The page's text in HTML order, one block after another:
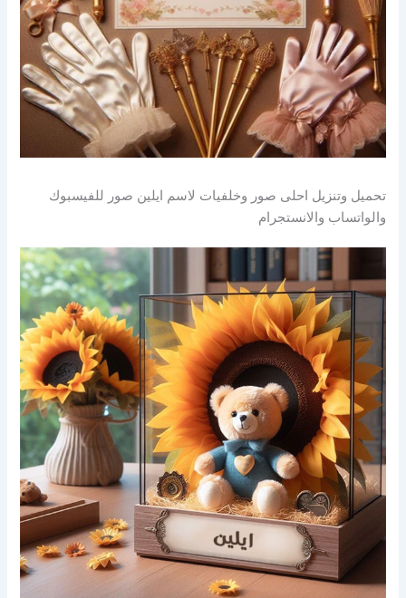
تحميل وتنزيل احلى صور وخلفيات لاسم ايلين صور للفيسبوك
والواتساب والانستجرام